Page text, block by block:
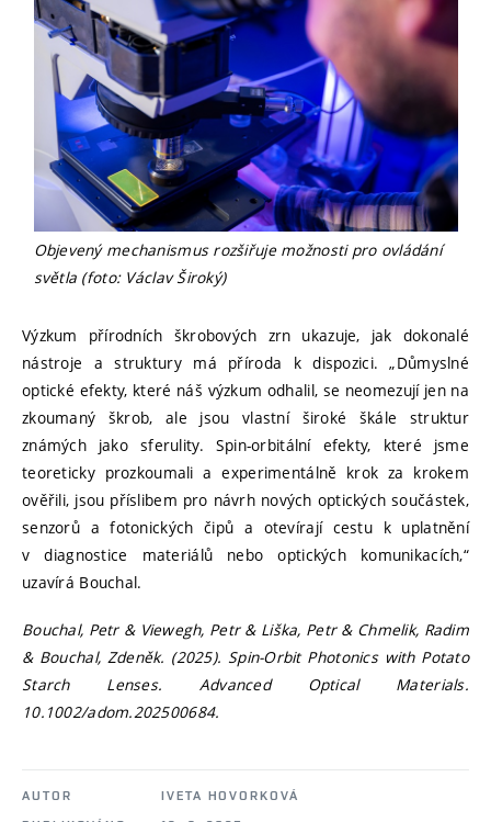
Objevený mechanismus rozšiřuje možnosti pro ovládání
světla (foto: Václav Široký)
Výzkum přírodních škrobových zrn ukazuje, jak dokonalé
nástroje a struktury má příroda k dispozici. „Důmyslné
optické efekty, které náš výzkum odhalil, se neomezují jen na
zkoumaný škrob, ale jsou vlastní široké škále struktur
známých jako sferulity. Spin-orbitální efekty, které jsme
teoreticky prozkoumali a experimentálně krok za krokem
ověřili, jsou příslibem pro návrh nových optických součástek,
senzorů a fotonických čipů a otevírají cestu k uplatnění
v diagnostice materiálů nebo optických komunikacích,“
uzavírá Bouchal.
Bouchal, Petr & Viewegh, Petr & Liška, Petr & Chmelik, Radim
& Bouchal, Zdeněk. (2025). Spin‐Orbit Photonics with Potato
Starch Lenses. Advanced Optical Materials.
10.1002/adom.202500684.
AUTOR
IVETA HOVORKOVÁ